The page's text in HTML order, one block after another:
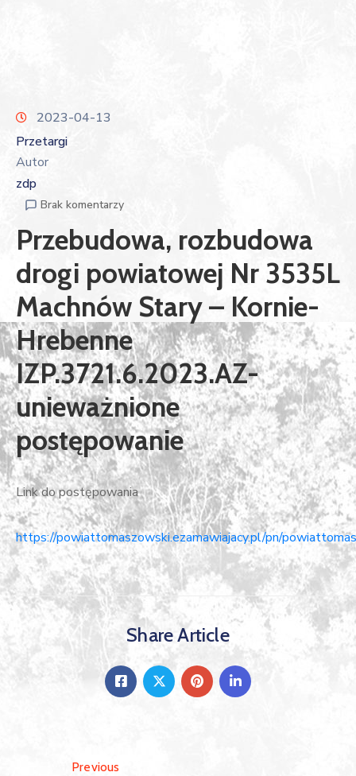
2023-04-13
Przetargi
Autor
zdp
Brak komentarzy
Przebudowa, rozbudowa
drogi powiatowej Nr 3535L
Machnów Stary – Kornie-
Hrebenne
IZP.3721.6.2023.AZ-
unieważnione
postępowanie
Link do postępowania
https://powiattomaszowski.ezamawiajacy.pl/pn/
Share Article
Previous